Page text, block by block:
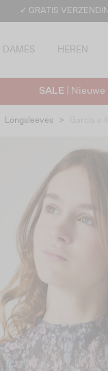
✓ GRATIS
DAMES HEREN
SALE |
Longsleeves >